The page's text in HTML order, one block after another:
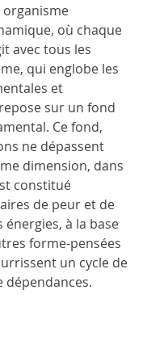
organisme
où chaque
avec tous les
qui englobe les
et
sur un fond
Ce fond,
ne dépassent
dimension, dans
constitué
de peur et de
énergies, à la base
forme-pensées
un cycle de